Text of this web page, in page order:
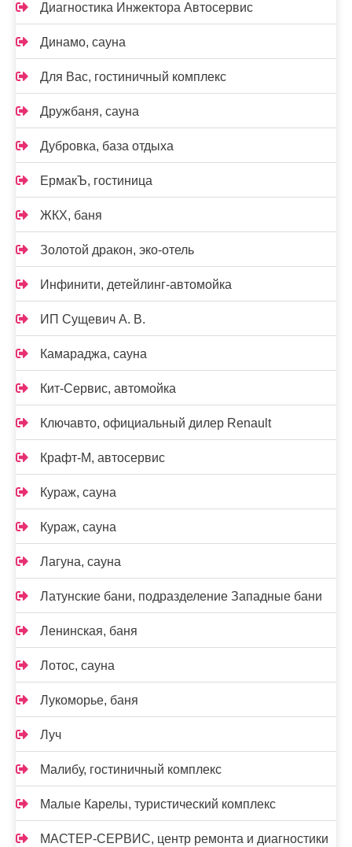
Диагностика Инжектора Автосервис
Динамо, сауна
Для Вас, гостиничный комплекс
Дружбаня, сауна
Дубровка, база отдыха
ЕрмакЪ, гостиница
ЖКХ, баня
Золотой дракон, эко-отель
Инфинити, детейлинг-автомойка
ИП Сущевич А. В.
Камараджа, сауна
Кит-Сервис, автомойка
Ключавто, официальный дилер Renault
Крафт-М, автосервис
Кураж, сауна
Кураж, сауна
Лагуна, сауна
Латунские бани, подразделение Западные бани
Ленинская, баня
Лотос, сауна
Лукоморье, баня
Луч
Малибу, гостиничный комплекс
Малые Карелы, туристический комплекс
МАСТЕР-СЕРВИС, центр ремонта и диагностики